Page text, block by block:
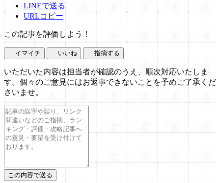
LINEで送る
URLコピー
この記事を評価しよう！
イマイチ いいね 指摘する
いただいた内容は担当者が確認のうえ、順次対応いたしま
す。個々のご意見にはお返事できないことを予めご了承くだ
さいませ。